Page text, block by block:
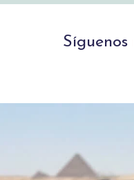
Síguenos